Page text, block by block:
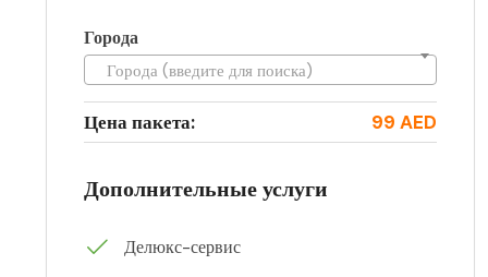
Города
Города (введите для поиска)
Цена пакета: 99 AED
Дополнительные услуги
Делюкс-сервис